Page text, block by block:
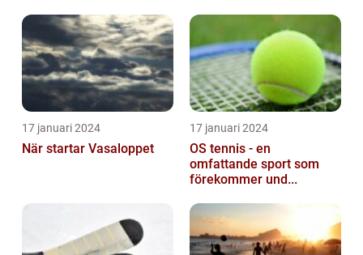
17 januari 2024
När startar Vasaloppet
17 januari 2024
OS tennis - en
omfattande sport som
förekommer und...